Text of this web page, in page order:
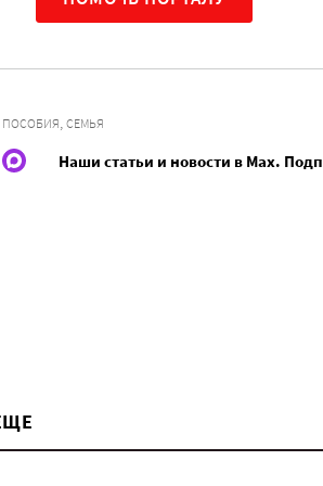
ПОСОБИЯ, СЕМЬЯ
Наши статьи и новости в Max.